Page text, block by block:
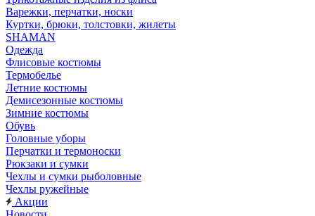
Варежки, перчатки, носки
Куртки, брюки, толстовки, жилеты
SHAMAN
Одежда
Флисовые костюмы
Термобелье
Летние костюмы
Демисезонные костюмы
Зимние костюмы
Обувь
Головные уборы
Перчатки и термоноски
Рюкзаки и сумки
Чехлы и сумки рыболовные
Чехлы ружейные
Акции